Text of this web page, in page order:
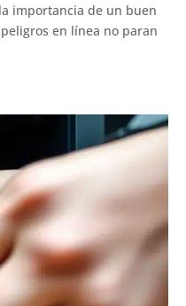
importancia de un buen
en línea no paran